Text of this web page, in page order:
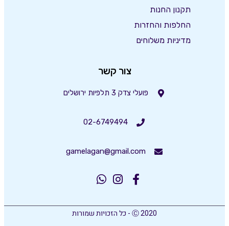
תקנון החנות
החלפות והחזרות
מדיניות משלוחים
צור קשר
פועלי צדק 3 תלפיות ירושלים
02-6749494
gamelagan@gmail.com
Ⓒ 2020 - כל הזכויות שמורות